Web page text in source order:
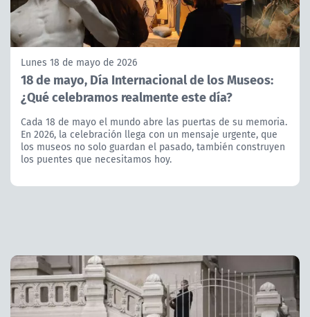
Lunes 18 de mayo de 2026
18 de mayo, Día Internacional de los Museos:
¿Qué celebramos realmente este día?
Cada 18 de mayo el mundo abre las puertas de su memoria.
En 2026, la celebración llega con un mensaje urgente, que
los museos no solo guardan el pasado, también construyen
los puentes que necesitamos hoy.